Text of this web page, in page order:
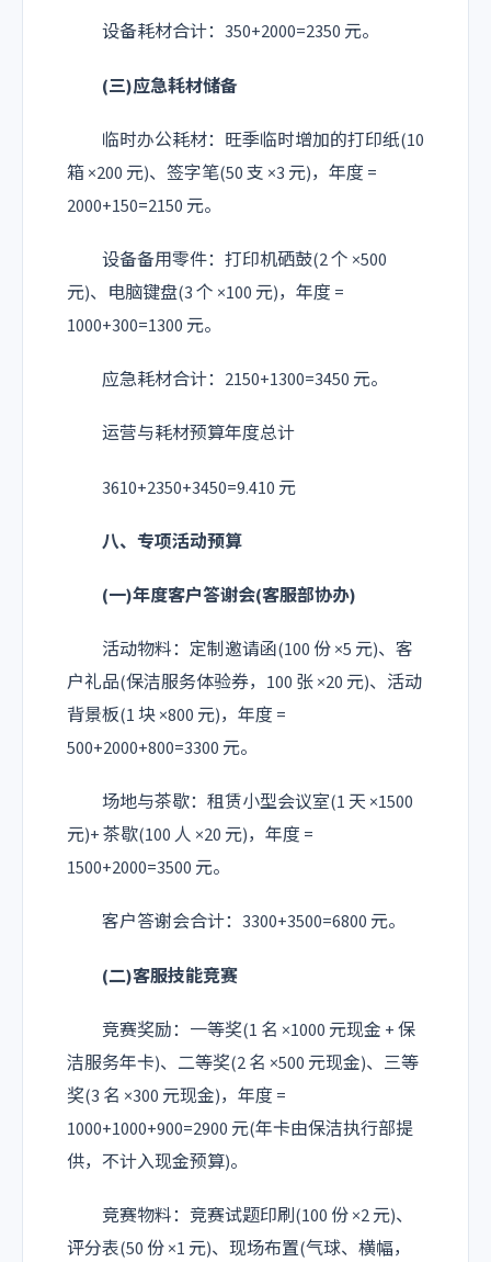
设备耗材合计：350+2000=2350 元。
(三)应急耗材储备
临时办公耗材：旺季临时增加的打印纸(10
箱 ×200 元)、签字笔(50 支 ×3 元)，年度 =
2000+150=2150 元。
设备备用零件：打印机硒鼓(2 个 ×500
元)、电脑键盘(3 个 ×100 元)，年度 =
1000+300=1300 元。
应急耗材合计：2150+1300=3450 元。
运营与耗材预算年度总计
3610+2350+3450=9.410 元
八、专项活动预算
(一)年度客户答谢会(客服部协办)
活动物料：定制邀请函(100 份 ×5 元)、客
户礼品(保洁服务体验券，100 张 ×20 元)、活动
背景板(1 块 ×800 元)，年度 =
500+2000+800=3300 元。
场地与茶歇：租赁小型会议室(1 天 ×1500
元)+ 茶歇(100 人 ×20 元)，年度 =
1500+2000=3500 元。
客户答谢会合计：3300+3500=6800 元。
(二)客服技能竞赛
竞赛奖励：一等奖(1 名 ×1000 元现金 + 保
洁服务年卡)、二等奖(2 名 ×500 元现金)、三等
奖(3 名 ×300 元现金)，年度 =
1000+1000+900=2900 元(年卡由保洁执行部提
供，不计入现金预算)。
竞赛物料：竞赛试题印刷(100 份 ×2 元)、
评分表(50 份 ×1 元)、现场布置(气球、横幅，